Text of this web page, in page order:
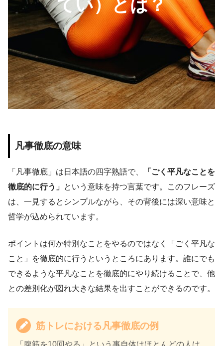
てい）とは？
凡事徹底の意味
「凡事徹底」は日本語の四字熟語で、
「ごく平凡なことを
徹底的に行う」 という意味を持つ言葉です。このフレーズ
は、一見するとシンプルながら、その背後には深い意味と
哲学が込められています。
ポイントは何か特別なことをやるのではなく「ごく平凡な
こと」を徹底的に行うというところにあります。誰にでも
できるような平凡なことを徹底的にやり続けることで、他
との差別化が図れ大きな結果を出すことができるのです。
筋トレにおける凡事徹底の例
「腹筋を10回やる」という事自体はほとんどの人は